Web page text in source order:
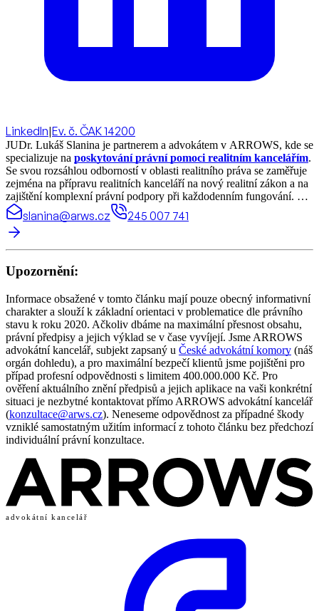
LinkedIn|Ev. č. ČAK 14200
JUDr. Lukáš Slanina je partnerem a advokátem v ARROWS, kde se
specializuje na poskytování právní pomoci realitním kancelářím.
Se svou rozsáhlou odborností v oblasti realitního práva se zaměřuje
zejména na přípravu realitních kanceláří na nový realitní zákon a na
zajištění komplexní právní podpory při každodenním fungování. V
čele týmu, který se věnujesmluvní dokumentaci pro převody
nemovitostí, se JUDr. Slanina stará o všechny právní záležitosti
spojené s realitními transakcemi. Je rovněž zkušeným
reprezentantem realitních kanceláří v soudních sporech, zejména s
pomáhají realitním kancelářím orientovat se v legislativních
slanina@arws.cz 245 007 741
Upozornění:
Informace obsažené v tomto článku mají pouze obecný informativní
charakter a slouží k základní orientaci v problematice dle právního
stavu k roku 2020. Ačkoliv dbáme na maximální přesnost obsahu,
právní předpisy a jejich výklad se v čase vyvíjejí. Jsme ARROWS
advokátní kancelář, subjekt zapsaný u České advokátní komory (náš
orgán dohledu), a pro maximální bezpečí klientů jsme pojištěni pro
případ profesní odpovědnosti s limitem 400.000.000 Kč. Pro
ověření aktuálního znění předpisů a jejich aplikace na vaši konkrétní
situaci je nezbytné kontaktovat přímo ARROWS advokátní kancelář
(konzultace@arws.cz). Neneseme odpovědnost za případné škody
vzniklé samostatným užitím informací z tohoto článku bez předchozí
individuální právní konzultace.
advokátní kancelář